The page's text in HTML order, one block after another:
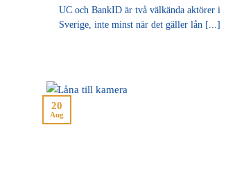
UC och BankID är två välkända aktörer i
Sverige, inte minst när det gäller lån [...]
20
Aug